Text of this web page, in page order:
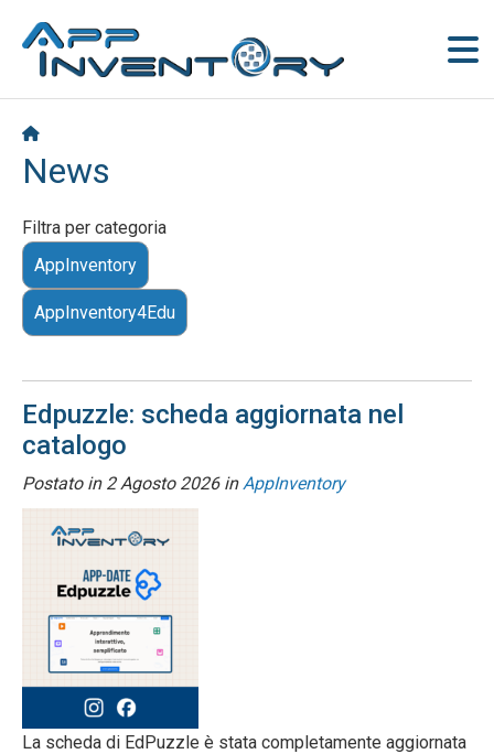
News
Filtra per categoria
AppInventory
AppInventory4Edu
Edpuzzle: scheda aggiornata nel
catalogo
Postato in 2 Agosto 2026inAppInventory
La scheda di EdPuzzle è stata completamente aggiornata